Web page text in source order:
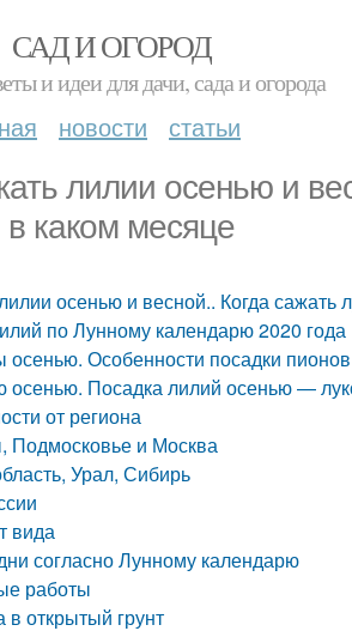
САД И ОГОРОД
и идеи для дачи, сада и огорода
новости статьи
лилии осенью и
каком месяце
осенью и весной.. Когда
по Лунному календарю 2020 года
осенью. Особенности посадки
осенью. Посадка лилий осенью —
от региона
Подмосковье и Москва
Урал, Сибирь
вида
согласно Лунному календарю
работы
открытый грунт